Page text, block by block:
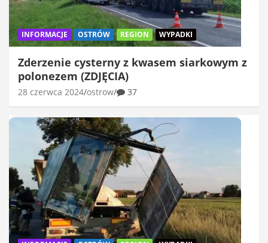
INFORMACJE OSTRÓW REGION WYPADKI
Zderzenie cysterny z kwasem siarkowym z
polonezem (ZDJĘCIA)
28 czerwca 2024 ostrow 37